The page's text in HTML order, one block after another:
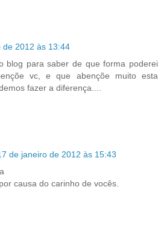
de 2012 às 13:44
blog para saber de que forma poderei
vc, e que abençõe muito esta
fazer a diferença....
de janeiro de 2012 às 15:43
causa do carinho de vocês.